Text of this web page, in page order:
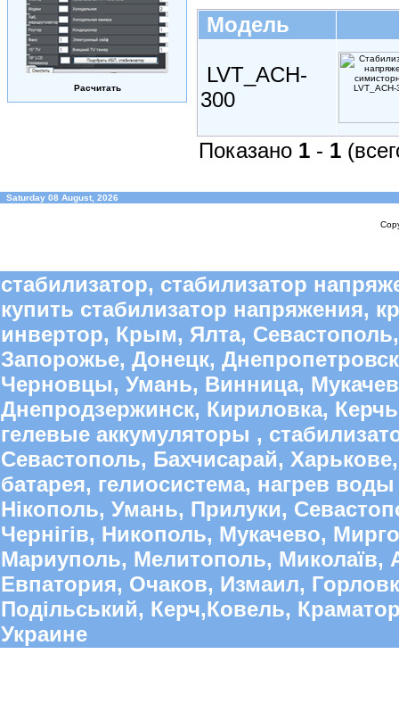
Расчитать
Модель
LVT_ACH-
300
Показано 1 - 1
Saturday 08 August, 2026
стабилизатор, стабилизатор
купить стабилизатор напряжения,
инвертор, Крым, Ялта,
Запорожье, Донецк,
Черновцы, Умань, Винница,
Днепродзержинск, Кириловка,
гелевые аккумуляторы ,
Севастополь, Бахчисарай,
батарея, гелиосистема, нагрев
Нікополь, Умань, Прилуки,
Чернігів, Никополь, Мукачево,
Мариуполь, Мелитополь, Миколаїв,
Евпатория, Очаков, Измаил,
Подільський, Керч,Ковель,
Украине